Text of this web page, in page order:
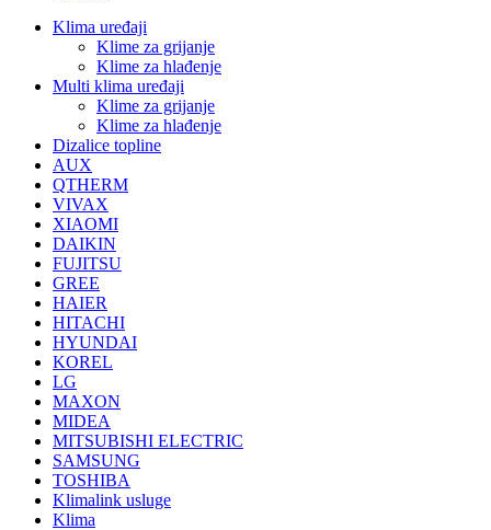
Klima uređaji
Klime za grijanje
Klime za hlađenje
Multi klima uređaji
Klime za grijanje
Klime za hlađenje
Dizalice topline
AUX
QTHERM
VIVAX
XIAOMI
DAIKIN
FUJITSU
GREE
HAIER
HITACHI
HYUNDAI
KOREL
LG
MAXON
MIDEA
MITSUBISHI ELECTRIC
SAMSUNG
TOSHIBA
Klimalink usluge
Klima